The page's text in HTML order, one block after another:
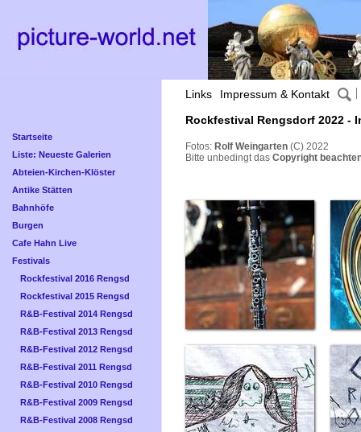
Links Impressum & Kontakt
Startseite
Liste: Neueste Galerien
Abteien-Kirchen-Klöster
Antike Stätten
Bahnhöfe
Burgen
Cafe Hahn Live
Festivals
Rockfestival 2016 Rengsd
Rockfestival 2015 Rengsd
R&B-Festival 2014 Rengsd
R&B-Festival 2013 Rengsd
R&B-Festival 2012 Rengsd
R&B-Festival 2011 Rengsd
R&B-Festival 2010 Rengsd
R&B-Festival 2009 Rengsd
R&B-Festival 2008 Rengsd
Rockfestival Rengsdorf 2022 -
Fotos: Rolf Weingarten (C) 2022
Bitte unbedingt das Copyright